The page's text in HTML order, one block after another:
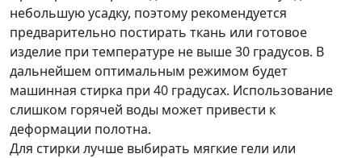
небольшую усадку, поэтому рекомендуется
предварительно постирать ткань или готовое
изделие при температуре не выше 30 градусов. В
дальнейшем оптимальным режимом будет
машинная стирка при 40 градусах. Использование
слишком горячей воды может привести к
деформации полотна.
Для стирки лучше выбирать мягкие гели или